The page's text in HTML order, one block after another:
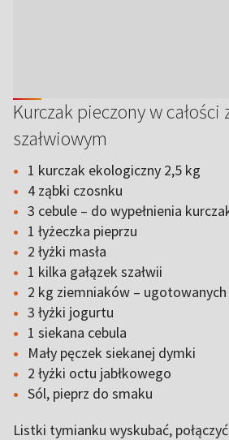
Kurczak pieczony w całości
szałwiowym
1 kurczak ekologiczny 2,5 kg
4 ząbki czosnku
3 cebule – do wypełnienia
1 łyżeczka pieprzu
2 łyżki masła
1 kilka gałązek szałwii
2 kg ziemniaków –
3 łyżki jogurtu
1 siekana cebula
Mały pęczek siekanej dymki
2 łyżki octu jabłkowego
Sól, pieprz do smaku
Listki tymianku wyskubać,